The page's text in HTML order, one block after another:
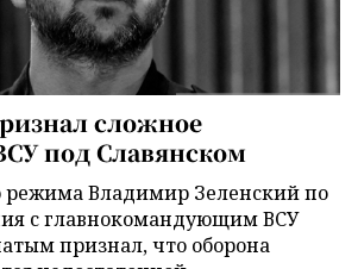
сложное
под Славянском
режима Владимир Зеленский по
с главнокомандующим ВСУ
признал, что оборона